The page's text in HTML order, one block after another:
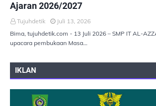
Ajaran 2026/2027
Tujuhdetik
Juli 13, 2026
Bima, tujuhdetik.com - 13 Juli 2026 – SMP IT AL-
upacara pembukaan Masa…
IKLAN